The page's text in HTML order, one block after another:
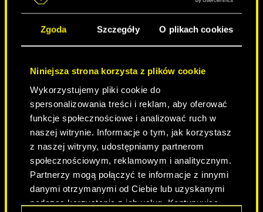
Zgoda Szczegóły O plikach cookies
Niniejsza strona korzysta z plików cookie
Wykorzystujemy pliki cookie do
spersonalizowania treści i reklam, aby oferować
funkcje społecznościowe i analizować ruch w
naszej witrynie. Informacje o tym, jak korzystasz
z naszej witryny, udostępniamy partnerom
społecznościowym, reklamowym i analitycznym.
Partnerzy mogą połączyć te informacje z innymi
danymi otrzymanymi od Ciebie lub uzyskanymi
podczas korzystania z ich usług. Kontynuując
NEVER FADE AWAY